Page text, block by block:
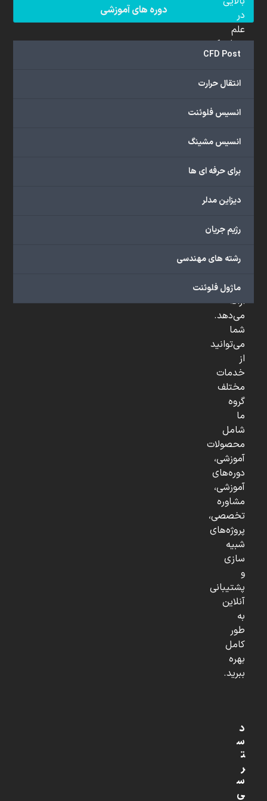
دوره های آموزشی
CFD Post
انتقال حرارت
انسیس فلوئنت
انسیس مشینگ
برای حرفه ای ها
دیزاین مدلر
رژیم جریان
رشته های مهندسی
ماژول فلوئنت
در
علم
دینامیک
سیالات
(CFD)
هستند.
ما
گسترده‌ای
با
دانشگاهی،
صنعتی
...
ارائه
می‌دهد.
شما
می‌توانید
از
خدمات
مختلف
گروه
ما
شامل
محصولات
آموزشی،
دوره‌های
آموزشی،
مشاوره
تخصصی،
پروژه‌های
شبیه
سازی
و
پشتیبانی
آنلاین
به
طور
کامل
بهره
ببرید.
د
س
ت
ر
س
ی